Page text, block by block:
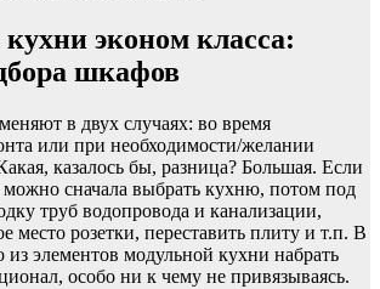
эконом класса:
шкафов
в двух случаях: во время
или при необходимости/желании
казалось бы, разница? Большая. Если
можно сначала выбрать кухню, потом под
труб водопровода и канализации,
место розетки, переставить плиту и т.п. В
элементов модульной кухни набрать
особо ни к чему не привязываясь.